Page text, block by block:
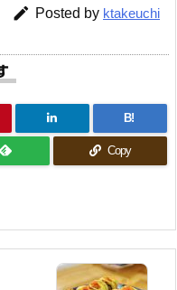
 Posted by ktakeuchi
B!
Copy